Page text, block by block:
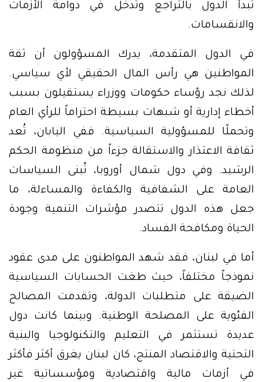
تبدأ الدول بالتراجع وتدخل في دوامة الأزمات
والانقسامات.
في الدول المتقدمة، يدرك المسؤولون أن ثقة
المواطنين هي رأس المال الحقيقي لأي سياسي.
لذلك نجد رؤساء حكومات ووزراء يستقيلون بسبب
أخطاء إدارية أو شبهات بسيطة احتراماً للرأي العام
وتحملًا للمسؤولية السياسية. ففي اليابان، تُعد
ثقافة الاعتذار والاستقالة جزءاً من منظومة الحكم
الرشيد. وفي دول شمال أوروبا، تُبنى السياسات
العامة على الشفافية والكفاءة والمساءلة، ما
جعل هذه الدول تتصدر مؤشرات التنمية وجودة
الحياة ومكافحة الفساد.
أما في لبنان، فقد شهد المواطنون على مدى عقود
نموذجاً مختلفاً، حيث طغت الحسابات السياسية
الضيقة على متطلبات الدولة، وتقدمت المصالح
الفئوية على المصلحة الوطنية. وبينما كانت دول
عديدة تستثمر في التعليم والتكنولوجيا والبنية
التحتية والاقتصاد المنتج، كان لبنان يغرق أكثر فأكثر
في أزمات مالية واقتصادية ومؤسساتية غير